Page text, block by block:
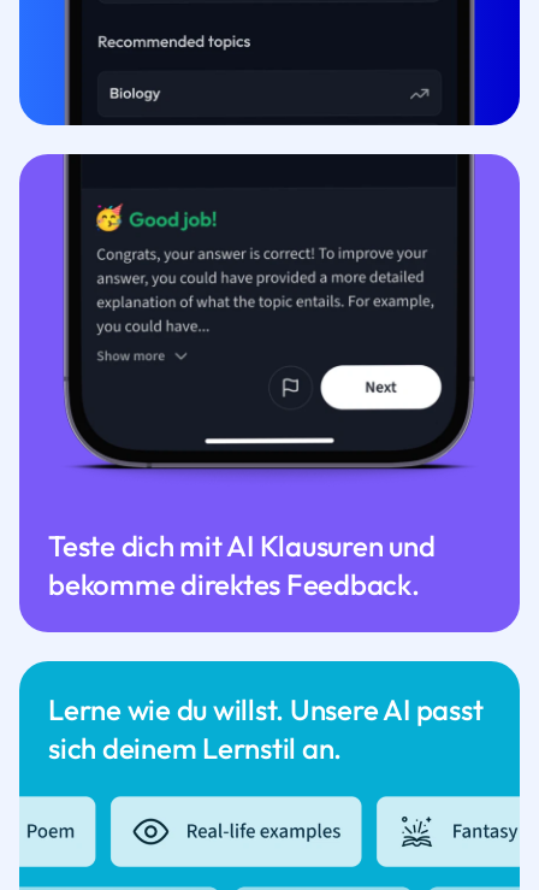
Lerne wie du willst. Unsere AI passt
sich deinem Lernstil an.
Teste dich mit AI Klausuren und
bekomme direktes Feedback.